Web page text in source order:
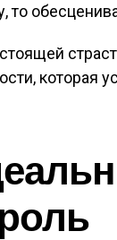
то
которая